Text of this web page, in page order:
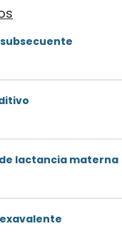
lactancia materna